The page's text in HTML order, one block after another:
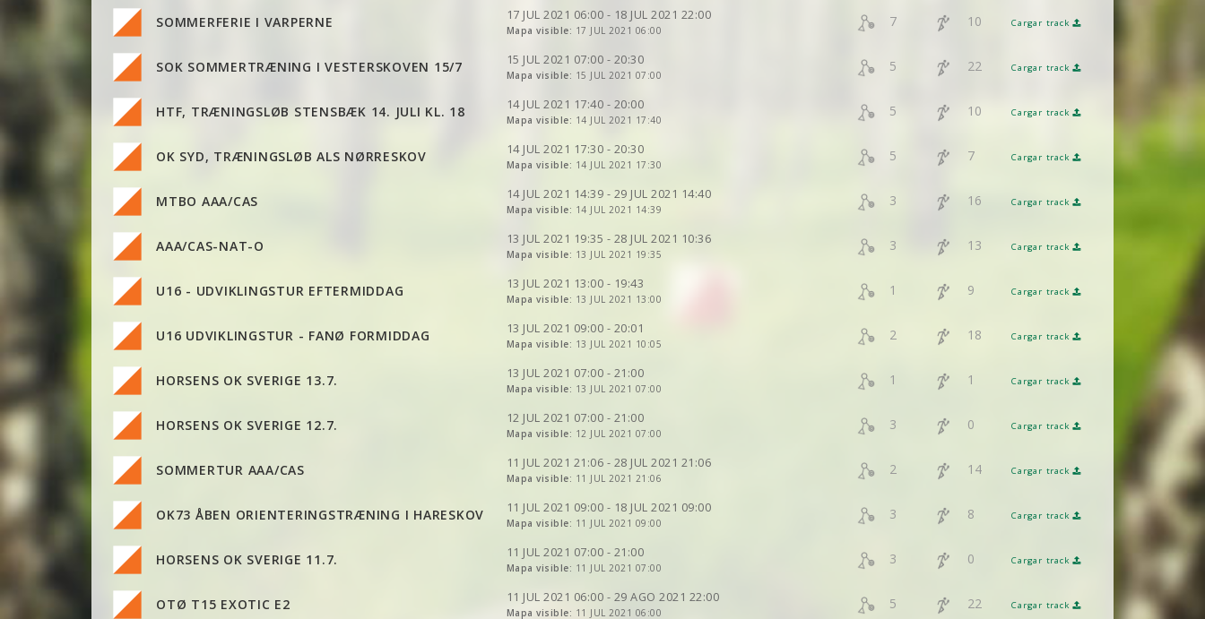
SOMMERFERIE I VARPERNE 17 JUL 2021 06:00 - 18 JUL 2021 22:00
Mapa visible: 17 JUL 2021 06:00
7 10 Cargar track
2DRERUN
2DRERUN
SOK SOMMERTRÆNING I VESTERSKOVEN 15/7 15 JUL 2021 07:00 - 20:30
Mapa visible: 15 JUL 2021 07:00
5 22 Cargar track
2DRERUN
2DRERUN
2DRERUN
2DRERUN
HTF, TRÆNINGSLØB STENSBÆK 14. JULI KL. 18 14 JUL 2021 17:40 - 20:00
Mapa visible: 14 JUL 2021 17:40
5 10 Cargar track
2DRERUN
2DRERUN
VER
2DRERUN
2DRERUN
2DRERUN
OK SYD, TRÆNINGSLØB ALS NØRRESKOV 14 JUL 2021 17:30 - 20:30
Mapa visible: 14 JUL 2021 17:30
5 7 Cargar track
VER
2DRERUN
2DRERUN
VER
2DRERUN
2DRERUN
2DRERUN
MTBO AAA/CAS 14 JUL 2021 14:39 - 29 JUL 2021 14:40
Mapa visible: 14 JUL 2021 14:39
3 16 Cargar track
2DRERUN
2DRERUN
2DRERUN
AAA/CAS-NAT-O 13 JUL 2021 19:35 - 28 JUL 2021 10:36
Mapa visible: 13 JUL 2021 19:35
3 13 Cargar track
2DRERUN
2DRERUN
2DRERUN
U16 - UDVIKLINGSTUR EFTERMIDDAG 13 JUL 2021 13:00 - 19:43
Mapa visible: 13 JUL 2021 13:00
1 9 Cargar track
2DRERUN
U16 UDVIKLINGSTUR - FANØ FORMIDDAG 13 JUL 2021 09:00 - 20:01
Mapa visible: 13 JUL 2021 10:05
2 18 Cargar track
2DRERUN
2DRERUN
HORSENS OK SVERIGE 13.7. 13 JUL 2021 07:00 - 21:00
Mapa visible: 13 JUL 2021 07:00
1 1 Cargar track
2DRERUN
HORSENS OK SVERIGE 12.7. 12 JUL 2021 07:00 - 21:00
Mapa visible: 12 JUL 2021 07:00
3 0 Cargar track
VER
2DRERUN
2DRERUN
2DRERUN
SOMMERTUR AAA/CAS 11 JUL 2021 21:06 - 28 JUL 2021 21:06
Mapa visible: 11 JUL 2021 21:06
2 14 Cargar track
2DRERUN
2DRERUN
OK73 ÅBEN ORIENTERINGSTRÆNING I HARESKOV 11 JUL 2021 09:00 - 18 JUL 2021 09:00
Mapa visible: 11 JUL 2021 09:00
3 8 Cargar track
2DRERUN
2DRERUN
2DRERUN
HORSENS OK SVERIGE 11.7. 11 JUL 2021 07:00 - 21:00
Mapa visible: 11 JUL 2021 07:00
3 0 Cargar track
VER
2DRERUN
2DRERUN
2DRERUN
OTØ T15 EXOTIC E2 11 JUL 2021 06:00 - 29 AGO 2021 22:00
Mapa visible: 11 JUL 2021 06:00
5 22 Cargar track
VER
2DRERUN
2DRERUN
2DRERUN
2DRERUN
2DRERUN
2DRERUN
2DRERUN
2DRERUN